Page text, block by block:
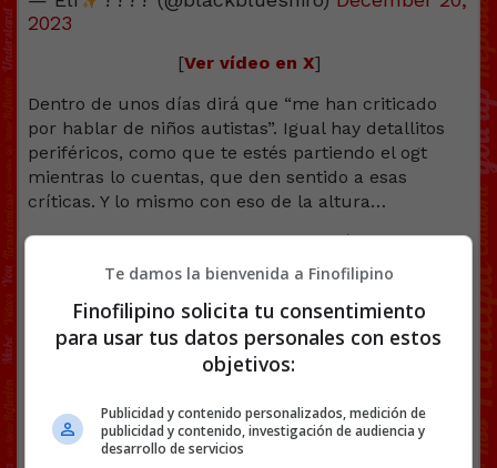
2023
[Ver vídeo en X]
Dentro de unos días dirá que “me han criticado
por hablar de niños autistas”. Igual hay detallitos
periféricos, como que te estés partiendo el ogt
mientras lo cuentas, que den sentido a esas
críticas. Y lo mismo con eso de la altura…
Aquí tenemos a@Mr_Marzoburlándose de
un niño autista. pic.twitter.com/VtAPxCv97w
— Locas del Coño (@Locarconio)May 10, 2024
[ Ver vídeo en X]
Te damos la bienvenida a Finofilipino
Finofilipino solicita tu consentimiento
para usar tus datos personales con estos
objetivos:
Publicidad y contenido personalizados, medición de
publicidad y contenido, investigación de audiencia y
desarrollo de servicios